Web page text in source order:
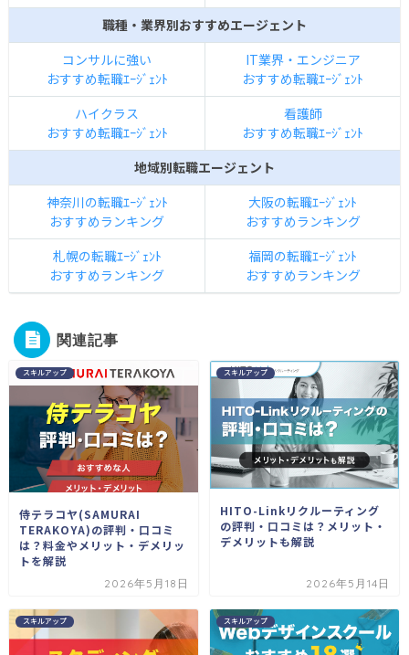
職種・業界別おすすめエージェント
コンサルに強い
おすすめ転職ｴｰｼﾞｪﾝﾄ
IT業界・エンジニア
おすすめ転職ｴｰｼﾞｪﾝﾄ
ハイクラス
おすすめ転職ｴｰｼﾞｪﾝﾄ
看護師
おすすめ転職ｴｰｼﾞｪﾝﾄ
地域別転職エージェント
神奈川の転職ｴｰｼﾞｪﾝﾄ
おすすめランキング
大阪の転職ｴｰｼﾞｪﾝﾄ
おすすめランキング
札幌の転職ｴｰｼﾞｪﾝﾄ
おすすめランキング
福岡の転職ｴｰｼﾞｪﾝﾄ
おすすめランキング
関連記事
スキルアップ
侍テラコヤ(SAMURAI
TERAKOYA)の評判・口コミ
は？料金やメリット・デメリッ
トを解説
2026年5月18日
スキルアップ
HITO-Linkリクルーティング
の評判・口コミは？メリット・
デメリットも解説
2026年5月14日
スキルアップ スキルアップ